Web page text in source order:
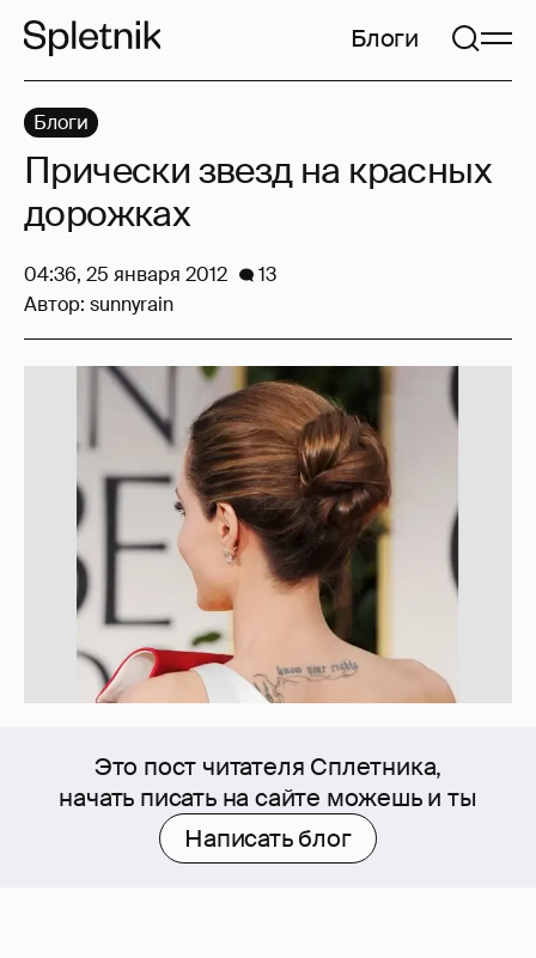
Блоги
Это пост читателя Сплетника,
начать писать на сайте можешь и ты
Написать блог
Блоги
Прически звезд на красных
дорожках
04:36, 25 января 2012
13
Автор: sunnyrain